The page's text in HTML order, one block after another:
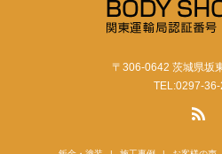
〒306-0642 茨城県坂
TEL:0297-